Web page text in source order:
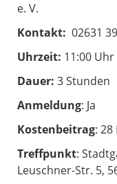
e. V.
Kontakt: 02631
Uhrzeit: 11:00 Uhr
Dauer: 3 Stunden
Anmeldung: Ja
Kostenbeitrag: 28
Treffpunkt:
Leuschner-Str. 5,